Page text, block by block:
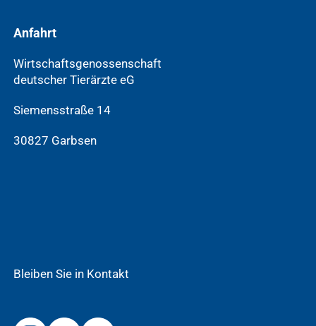
Anfahrt
Wirtschaftsgenossenschaft
deutscher Tierärzte eG
Siemensstraße 14
30827 Garbsen
Bleiben Sie in Kontakt